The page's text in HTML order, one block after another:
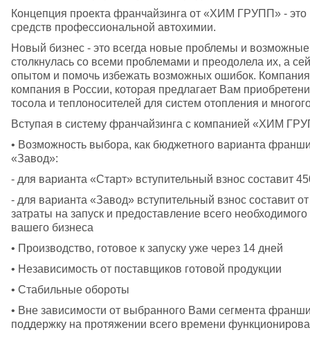
Концепция проекта франчайзинга от «ХИМ ГРУПП» - это
средств профессиональной автохимии.
Новый бизнес - это всегда новые проблемы и
столкнулась со всеми проблемами и преодолела их, а
опытом и помочь избежать возможных ошибок.
компания в России, которая предлагает Вам
тосола и теплоносителей для систем отопления и
Вступая в систему франчайзинга с компанией «ХИМ
• Возможность выбора, как бюджетного варианта
«Завод»:
- для варианта «Старт» вступительный взнос составит
- для варианта «Завод» вступительный взнос составит
затраты на запуск и предоставление всего
вашего бизнеса
• Независимость от поставщиков готовой продукции
• Стабильные обороты
• Вне зависимости от выбранного Вами сегмента
поддержку на протяжении всего времени